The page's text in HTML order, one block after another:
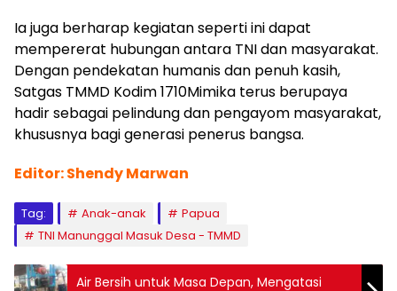
Ia juga berharap kegiatan seperti ini dapat
mempererat hubungan antara TNI dan masyarakat.
Dengan pendekatan humanis dan penuh kasih,
Satgas TMMD Kodim 1710Mimika terus berupaya
hadir sebagai pelindung dan pengayom masyarakat,
khususnya bagi generasi penerus bangsa.
Editor: Shendy Marwan
Tag: Anak-anak
Papua
TNI Manunggal Masuk Desa - TMMD
Air Bersih untuk Masa Depan, Mengatasi